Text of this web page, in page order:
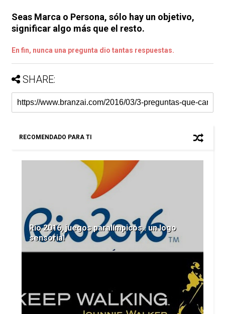
Seas Marca o Persona, sólo hay un objetivo,
significar algo más que el resto.
En fin, nunca una pregunta dio tantas respuestas.
SHARE:
RECOMENDADO PARA TI
Rio 2016, juegos paralímpicos.. un logo
sensorial